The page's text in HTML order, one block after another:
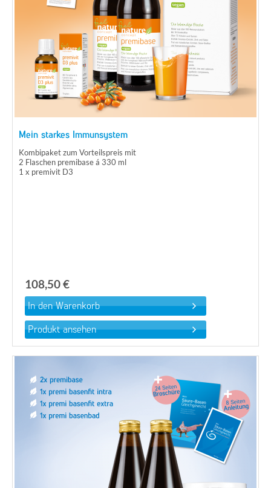
Mein starkes Immunsystem
Kombipaket zum Vorteilspreis mit
2 Flaschen premibase á 330 ml
1 x premivit D3
108,50 €
Produkt ansehen